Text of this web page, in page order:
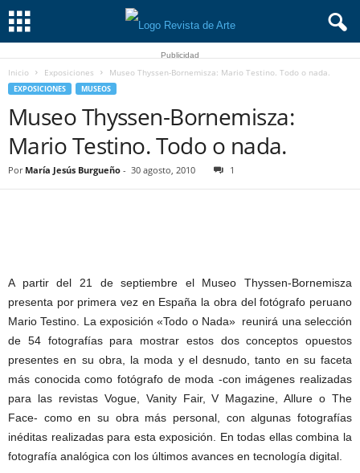
Publicidad
Inicio Exposiciones Museo Thyssen-Bornemisza: Mario Testino. Todo o nada.
EXPOSICIONES MUSEOS
Museo Thyssen-Bornemisza:
Mario Testino. Todo o nada.
Por María Jesús Burgueño - 30 agosto, 2010 1
A partir del 21 de septiembre el Museo Thyssen-Bornemisza
presenta por primera vez en España la obra del fotógrafo peruano
Mario Testino. La exposición «Todo o Nada» reunirá una selección
de 54 fotografías para mostrar estos dos conceptos opuestos
presentes en su obra, la moda y el desnudo, tanto en su faceta
más conocida como fotógrafo de moda -con imágenes realizadas
para las revistas Vogue, Vanity Fair, V Magazine, Allure o The
Face- como en su obra más personal, con algunas fotografías
inéditas realizadas para esta exposición. En todas ellas combina la
fotografía analógica con los últimos avances en tecnología digital.